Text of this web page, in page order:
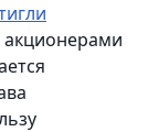
акционерами